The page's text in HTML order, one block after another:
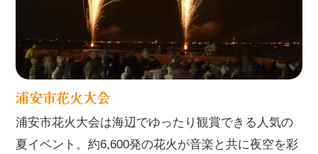
浦安市花火大会
浦安市花火大会は海辺でゆったり観賞できる人気の
夏イベント。約6,600発の花火が音楽と共に夜空を彩